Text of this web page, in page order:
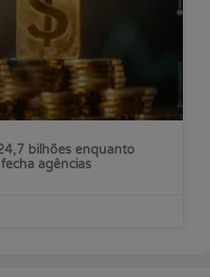
bilhões enquanto
agências